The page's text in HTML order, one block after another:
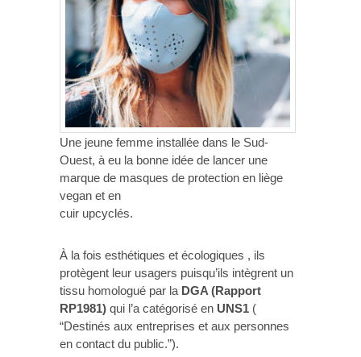
Une jeune femme installée dans le Sud-
Ouest, à eu la bonne idée de lancer une
marque de masques de protection en liège
vegan et en
cuir upcyclés.
À la fois esthétiques et écologiques , ils
protègent leur usagers puisqu’ils intègrent un
tissu homologué par la DGA (Rapport
RP1981) qui l’a catégorisé en UNS1 (
“Destinés aux entreprises et aux personnes
en contact du public.”).